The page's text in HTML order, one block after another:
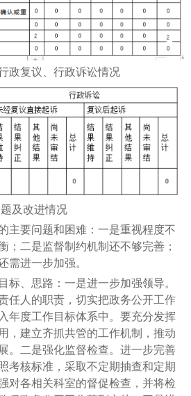
复议、行政诉讼情况
及改进情况
要问题和困难：一是重视程度不
；二是监督制约机制还不够完善；
需进一步加强。
、思路：一是进一步加强领导。
任人的职责，切实把政务公开工作
年度工作目标体系中。要充分发挥
，建立齐抓共管的工作机制，推动
。二是强化监督检查。进一步完善
考核标准，采取不定期抽查和定期
对各相关科室的督促检查，并将检